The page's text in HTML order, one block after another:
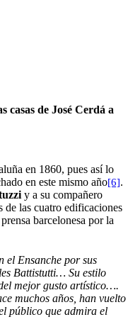
de José Cerdá a
en 1860, pues así lo
en este mismo año[6].
y a su compañero
las cuatro edificaciones
barcelonesa por la
el Ensanche por sus
Battistutti… Su estilo
mejor gusto artístico….
muchos años, han vuelto
público que admira el